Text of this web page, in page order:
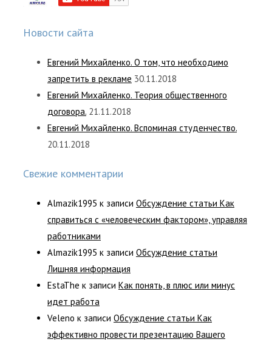
Новости сайта
Евгений Михайленко. О том, что необходимо
запретить в рекламе 30.11.2018
Евгений Михайленко. Теория общественного
договора. 21.11.2018
Евгений Михайленко. Вспоминая студенчество.
20.11.2018
Свежие комментарии
Almazik1995 к записи Обсуждение статьи Как
справиться с «человеческим фактором», управляя
работниками
Almazik1995 к записи Обсуждение статьи
Лишняя информация
EstaThe к записи Как понять, в плюс или минус
идет работа
Veleno к записи Обсуждение статьи Как
эффективно провести презентацию Вашего